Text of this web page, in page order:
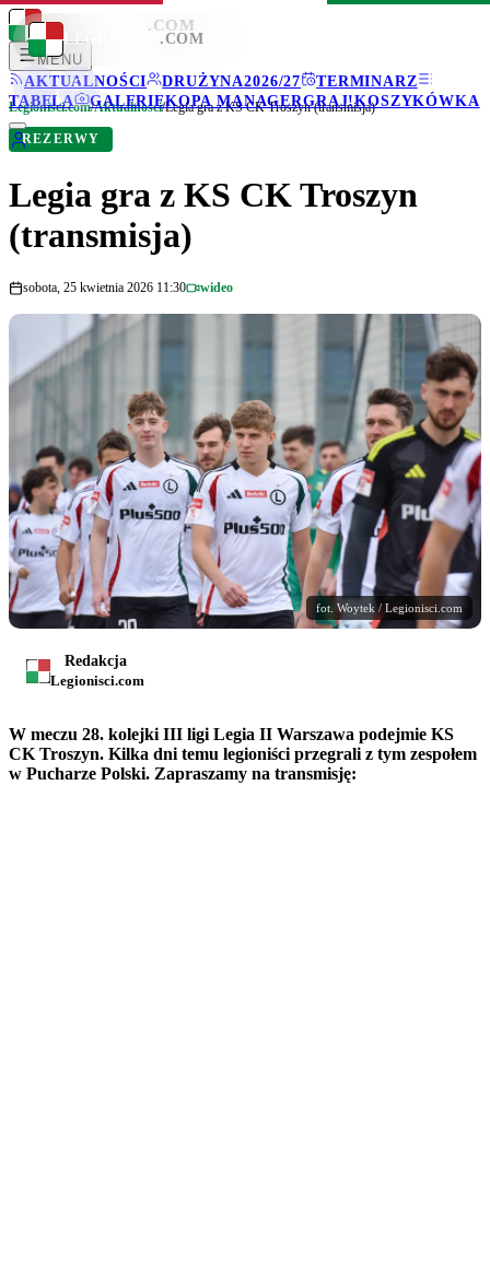
LEGIONISCI .COM
MENU
AKTUALNOŚCI
DRUŻYNA2026/27
TERMINARZ
TABELA
GALERIEKOPA MANAGERGRAJ!KOSZYKÓWKA
LEGIONISCI .COM
Legionisci.com/Aktualności/Legia gra z KS CK Troszyn (transmisja)
REZERWY
Legia gra z KS CK Troszyn
(transmisja)
sobota, 25 kwietnia 2026 11:30 wideo
fot. Woytek / Legionisci.com
Redakcja
Legionisci.com
W meczu 28. kolejki III ligi Legia II Warszawa podejmie KS
CK Troszyn. Kilka dni temu legioniści przegrali z tym zespołem
w Pucharze Polski. Zapraszamy na transmisję: